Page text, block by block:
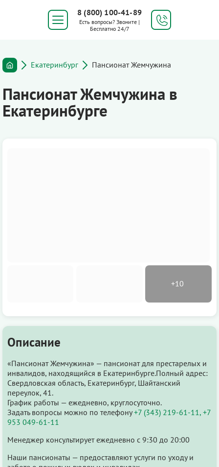
8 (800) 100-41-89
Есть вопросы? Звоните |
Бесплатно 24/7
Екатеринбург Пансионат Жемчужина
Пансионат Жемчужина в
Екатеринбурге
Описание
«Пансионат Жемчужина» — пансионат для престарелых и
инвалидов, находящийся в Екатеринбурге.Полный адрес:
Свердловская область, Екатеринбург, Шайтанский
переулок, 41.
График работы — ежедневно, круглосуточно.
Задать вопросы можно по телефону+7 (343) 219-61-11, +7
953 049-61-11
Менеджер консультирует ежедневно с 9:30 до 20:00
Наши пансионаты — предоставляют услуги по уходу и